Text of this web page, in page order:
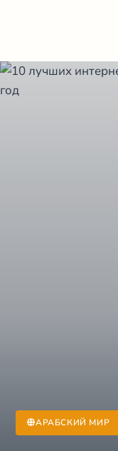
АРАБСКИЙ МИР